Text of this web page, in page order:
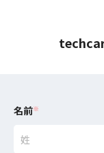
名前※